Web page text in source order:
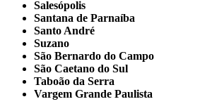
Salesópolis
Santana de Parnaíba
Santo André
Suzano
São Bernardo do Campo
São Caetano do Sul
Taboão da Serra
Vargem Grande Paulista